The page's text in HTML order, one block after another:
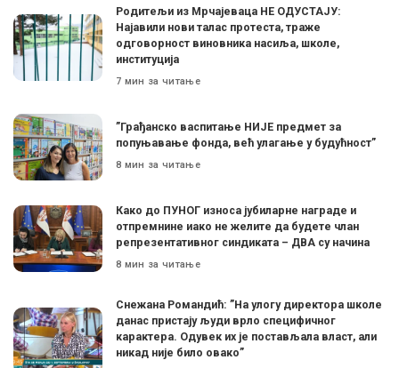
Родитељи из Мрчајеваца НЕ ОДУСТАЈУ:
Најавили нови талас протеста, траже
одговорност виновника насиља, школе,
институција
7 мин за читање
”Грађанско васпитање НИЈЕ предмет за
попуњавање фонда, већ улагање у будућност”
8 мин за читање
Како до ПУНОГ износа јубиларне награде и
отпремнине иако не желите да будете члан
репрезентативног синдиката – ДВА су начина
8 мин за читање
Снежана Романдић: ”На улогу директора школе
данас пристају људи врло специфичног
карактера. Одувек их је постављала власт, али
никад није било овако”